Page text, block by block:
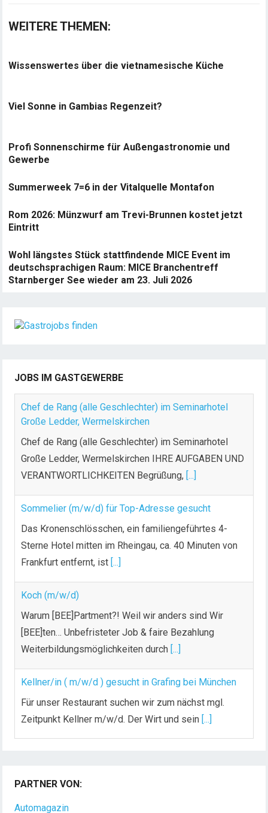
WEITERE THEMEN:
Wissenswertes über die vietnamesische Küche
Viel Sonne in Gambias Regenzeit?
Profi Sonnenschirme für Außengastronomie und
Gewerbe
Summerweek 7=6 in der Vitalquelle Montafon
Rom 2026: Münzwurf am Trevi-Brunnen kostet jetzt
Eintritt
Wohl längstes Stück stattfindende MICE Event im
deutschsprachigen Raum: MICE Branchentreff
Starnberger See wieder am 23. Juli 2026
JOBS IM GASTGEWERBE
Chef de Rang (alle Geschlechter) im Seminarhotel
Große Ledder, Wermelskirchen
Chef de Rang (alle Geschlechter) im Seminarhotel
Große Ledder, Wermelskirchen IHRE AUFGABEN UND
VERANTWORTLICHKEITEN Begrüßung, [...]
Sommelier (m/w/d) für Top-Adresse gesucht
Das Kronenschlösschen, ein familiengeführtes 4-
Sterne Hotel mitten im Rheingau, ca. 40 Minuten von
Frankfurt entfernt, ist [...]
Koch (m/w/d)
Warum [BEE]Partment?! Weil wir anders sind Wir
[BEE]ten… Unbefristeter Job & faire Bezahlung
Weiterbildungsmöglichkeiten durch [...]
Kellner/in ( m/w/d ) gesucht in Grafing bei München
Für unser Restaurant suchen wir zum nächst mgl.
Zeitpunkt Kellner m/w/d. Der Wirt und sein [...]
Dein Arbeitsplatz mit Urlaubsfeeling Chef de Rang
(m/w/d) Du bist Gastgeber aus Leidenschaft und
PARTNER VON:
Automagazin